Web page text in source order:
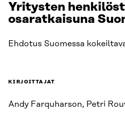
Yritysten
osaratkaisuna
Ehdotus Suomessa
KIRJOITTAJAT
Andy Farquharson, Petri